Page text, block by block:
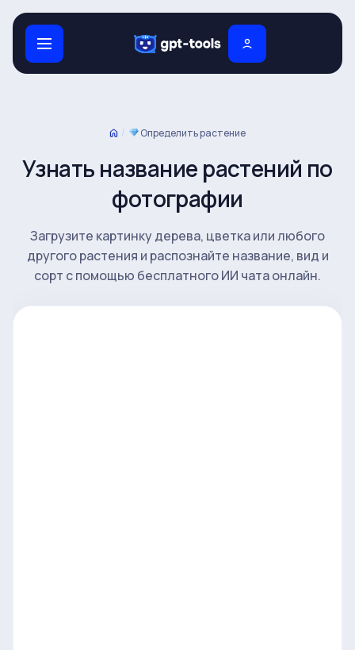
/ Определить растение
Узнать название растений по
фотографии
Загрузите картинку дерева, цветка или любого
другого растения и распознайте название, вид и
сорт с помощью бесплатного ИИ чата онлайн.